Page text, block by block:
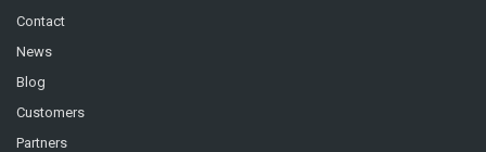
Contact
News
Blog
Customers
Partners